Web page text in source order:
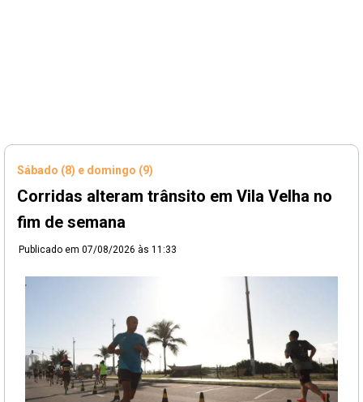
Sábado (8) e domingo (9)
Corridas alteram trânsito em Vila Velha no
fim de semana
Publicado em 07/08/2026 às 11:33